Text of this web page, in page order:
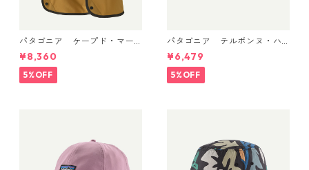
パタゴニア ケープド・マー
ガンザー・ハット Bobcat Br
own 33570
¥8,360
5%OFF
パタゴニア テルボンヌ・ハ
ット (カラー Bobcat Brown)
Patagonia Terrebonne Hat
日本正規品 製品番号 33317
¥6,479
5%OFF